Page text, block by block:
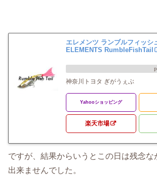
エレメンツ ランブルフィッシ
ELEMENTS RumbleFishTail
神奈川トヨタ ぎがうぇぶ
Yahooショッピング
楽天市場
ですが、結果からいうとこの日は残念な
出来ませんでした。